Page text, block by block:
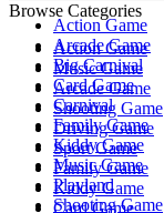
Action Game
Arcade Game
Big Carnival
Card Game
Carnival
Family Game
Kiddy Game
Music Game
Playland
Shooting Game
Browse Categories
Action Game
Music Game
Arcade Game
Shooting Game
Driving Game
Sport Game
Family Game
Kiddy Game
Card Game